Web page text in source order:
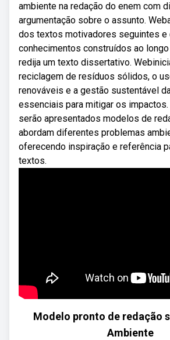
ambiente na redação do enem com
argumentação sobre o assunto.
dos textos motivadores seguintes e
conhecimentos construídos ao
redija um texto dissertativo.
reciclagem de resíduos sólidos, o
renováveis e a gestão sustentável
essenciais para mitigar os
serão apresentados modelos de
abordam diferentes problemas
oferecendo inspiração e referência
textos.
Modelo pronto de redação
Ambiente